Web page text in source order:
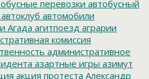
перевозки автобусный
автоклуб автомобили
Агада агитпоезд аграрии
комиссия
административное
азартные игры азимут
акция протеста Александр